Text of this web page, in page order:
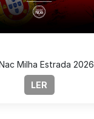
Milha Estrada 2026
LER